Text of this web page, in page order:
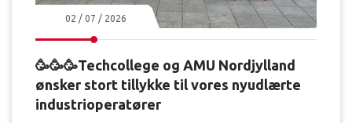
02 / 07 / 2026
🥳🥳🥳Techcollege og AMU Nordjylland
ønsker stort tillykke til vores nyudlærte
industrioperatører